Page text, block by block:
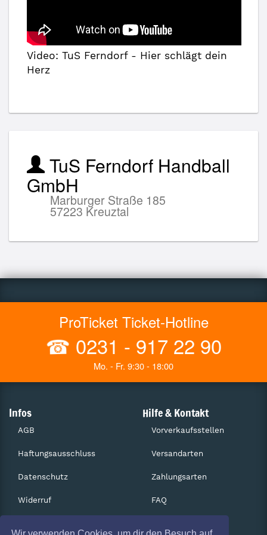
Video: TuS Ferndorf - Hier schlägt dein
Herz
TuS Ferndorf Handball
GmbH
Marburger Straße 185
57223 Kreuztal
ProTicket Ticket-Hotline
☎ 0231 - 917 22 90
Mo. - Fr. 9:30 - 18:00
Infos
AGB
Haftungsausschluss
Datenschutz
Widerruf
Hilfe & Kontakt
Vorverkaufsstellen
Versandarten
Zahlungsarten
FAQ
Services